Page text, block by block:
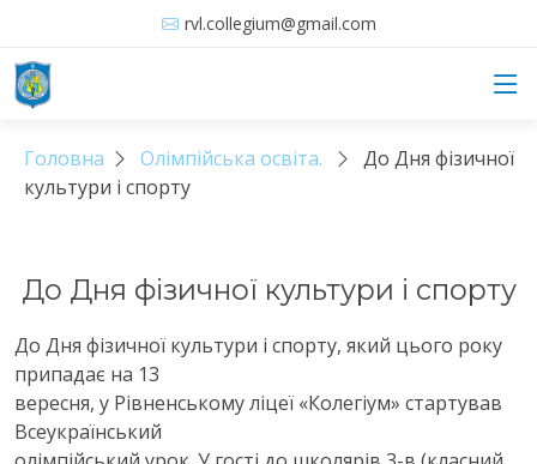
rvl.collegium@gmail.com
Головна Олімпійська освіта.
До Дня фізичної
культури і спорту
До Дня фізичної культури і спорту
До Дня фізичної культури і спорту, який цього року
припадає на 13
вересня, у Рівненському ліцеї «Колегіум» стартував
Всеукраїнський